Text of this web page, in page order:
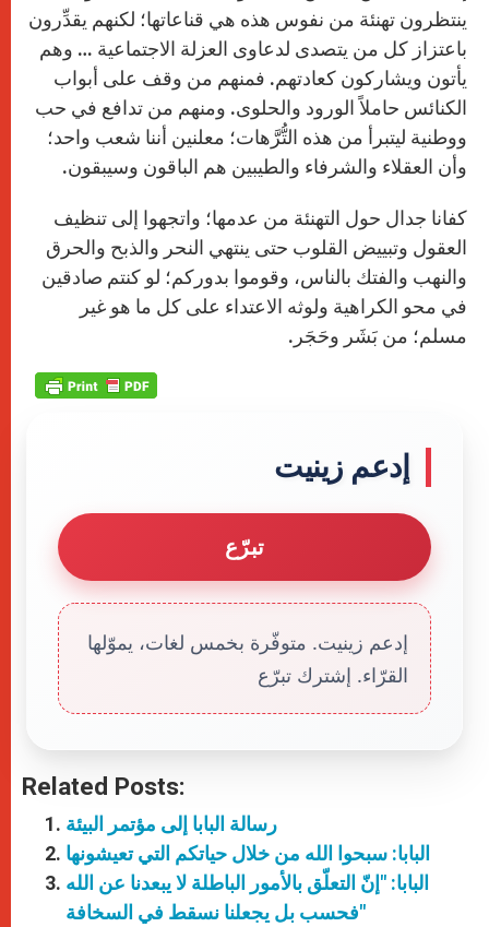
ينتظرون تهنئة من نفوس هذه هي قناعاتها؛ لكنهم يقدِّرون
باعتزاز كل من يتصدى لدعاوى العزلة الاجتماعية … وهم
يأتون ويشاركون كعادتهم. فمنهم من وقف على أبواب
الكنائس حاملاً الورود والحلوى. ومنهم من تدافع في حب
ووطنية ليتبرأ من هذه التُّرَّهات؛ معلنين أننا شعب واحد؛
وأن العقلاء والشرفاء والطيبين هم الباقون وسيبقون.
كفانا جدال حول التهنئة من عدمها؛ واتجهوا إلى تنظيف
العقول وتبييض القلوب حتى ينتهي النحر والذبح والحرق
والنهب والفتك بالناس، وقوموا بدوركم؛ لو كنتم صادقين
في محو الكراهية ولوثه الاعتداء على كل ما هو غير
مسلم؛ من بَشَر وحَجَر .
إدعم زينيت
تبرّع
إدعم زينيت. متوفّرة بخمس لغات، يموّلها
القرّاء. إشترك تبرّع
Related Posts:
رسالة البابا إلى مؤتمر البيئة
البابا: سبحوا الله من خلال حياتكم التي تعيشونها
البابا: "إنّ التعلّق بالأمور الباطلة لا يبعدنا عن الله
فحسب بل يجعلنا نسقط في السخافة"